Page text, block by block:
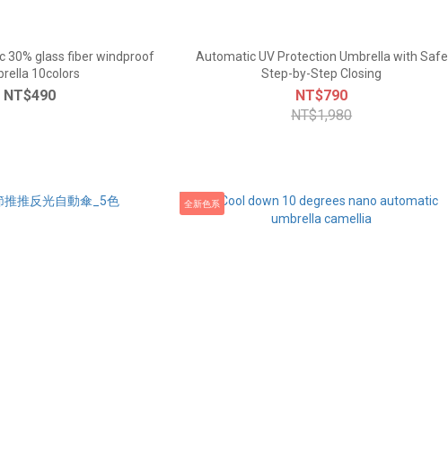
30% glass fiber windproof
10colors
NT$490
Automatic UV Protection Umbrella with Safe
Step-by-Step Closing
NT$790
NT$1,980
全新色系